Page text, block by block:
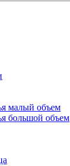
малый объем
большой объем